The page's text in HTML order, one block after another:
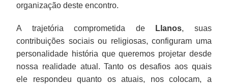
organização deste encontro.
A trajetória comprometida de Llanos, suas
contribuições sociais ou religiosas, configuram uma
personalidade história que queremos projetar desde
nossa realidade atual. Tanto os desafios aos quais
ele respondeu quanto os atuais, nos colocam, a